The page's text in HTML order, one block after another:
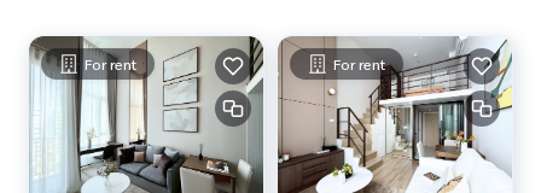
For rent For rent